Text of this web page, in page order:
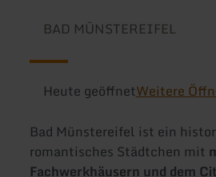
BAD MÜNSTEREIFEL
Heute geöffnetWeitere
Bad Münstereifel ist ein
romantisches Städtchen mit
Fachwerkhäusern und dem